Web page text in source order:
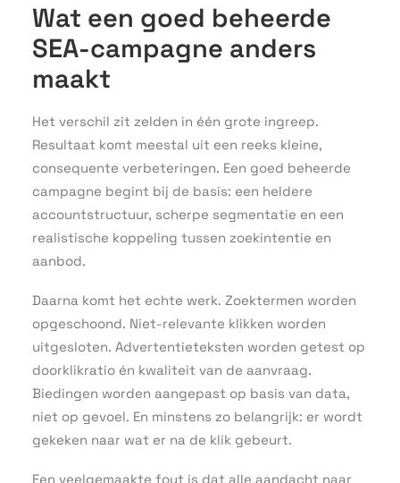
Wat een goed beheerde
SEA-campagne anders
maakt
Het verschil zit zelden in één grote ingreep.
Resultaat komt meestal uit een reeks kleine,
consequente verbeteringen. Een goed beheerde
campagne begint bij de basis: een heldere
accountstructuur, scherpe segmentatie en een
realistische koppeling tussen zoekintentie en
aanbod.
Daarna komt het echte werk. Zoektermen worden
opgeschoond. Niet-relevante klikken worden
uitgesloten. Advertentieteksten worden getest op
doorklikratio én kwaliteit van de aanvraag.
Biedingen worden aangepast op basis van data,
niet op gevoel. En minstens zo belangrijk: er wordt
gekeken naar wat er na de klik gebeurt.
Een veelgemaakte fout is dat alle aandacht naar